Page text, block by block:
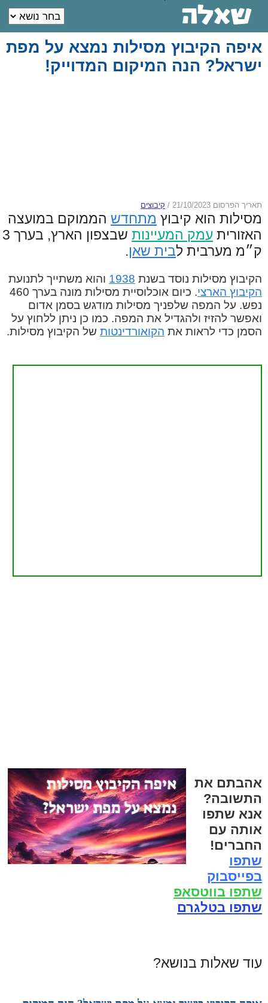
איפה הקיבוץ מסילות נמצא על מפת
ישראל? הנה המיקום המדוייק!
תאריך הפרסום 21/10/2023 / קיבוצים
מסילות הוא קיבוץ מתחדש הממוקם במועצה
האזורית עמק המעיינות
שבצפון הארץ, בערך 3
ק״מ מערבית לבית שאן.
הקיבוץ מסילות נוסד בשנת 1938 והוא משתייך לתנועת
הקיבוץ הארצי
. כיום אוכלוסיית מסילות מונה בערך 460
נפש. על המפה שלפניך מסילות מודגש בסמן אדום
ואפשר להזיז ולהגדיל את המפה. כמו כן ניתן ללחוץ על
הסמן כדי לראות את הקואורדינטות של הקיבוץ מסילות.
אהבתם את
התשובה?
אנא שתפו
אותה עם
החברים!
שתפו
בפייסבוק
שתפו בווטסאפ
שתפו בטלגרם
עוד שאלות בנושא?